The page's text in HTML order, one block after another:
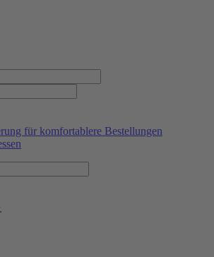
für komfortablere Bestellungen